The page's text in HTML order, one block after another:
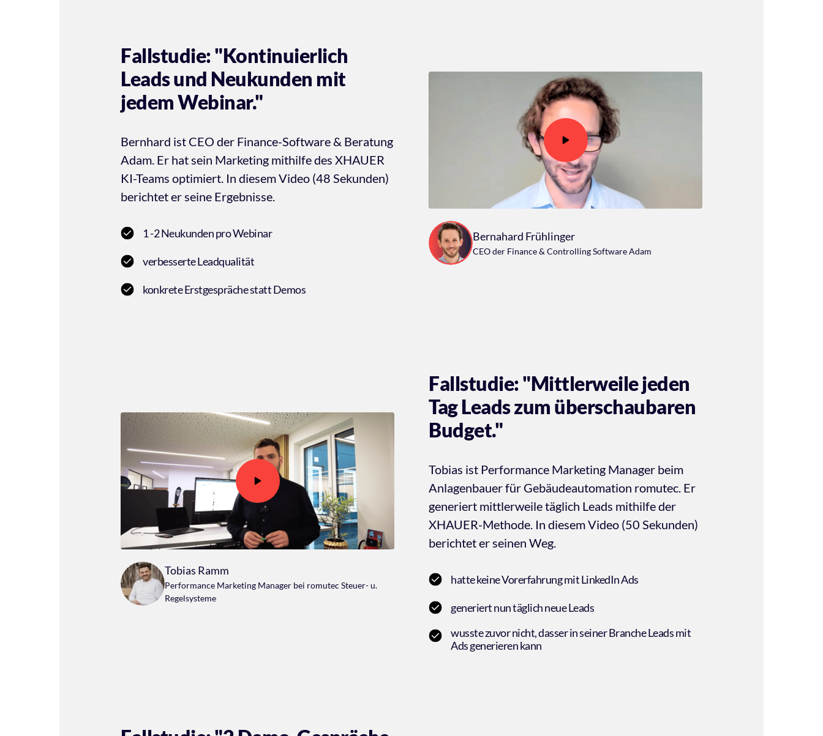
Fallstudie: "Kontinuierlich
Leads und Neukunden mit
Bernhard ist CEO der Finance-Software & Beratung
Adam. Er hat sein Marketing mithilfe des XHAUER
KI-Teams optimiert. In diesem Video (48 Sekunden)
berichtet er seine Ergebnisse.
1 -2 Neukunden pro Webinar
verbesserte Leadqualität
konkrete Erstgespräche statt Demos
Bernahard Frühlinger
CEO der Finance & Controlling Software Adam
Tobias Ramm
Performance Marketing Manager bei romutec Steuer- u.
Regelsysteme
Fallstudie: "Mittlerweile jeden
Tag Leads zum überschaubaren
Budget."
Tobias ist Performance Marketing Manager beim
Anlagenbauer für Gebäudeautomation romutec. Er
generiert mittlerweile täglich Leads mithilfe der
XHAUER-Methode. In diesem Video (50 Sekunden)
berichtet er seinen Weg.
hatte keine Vorerfahrung mit LinkedIn Ads
generiert nun täglich neue Leads
wusste zuvor nicht, dasser in seiner Branche Leads mit
Ads generieren kann